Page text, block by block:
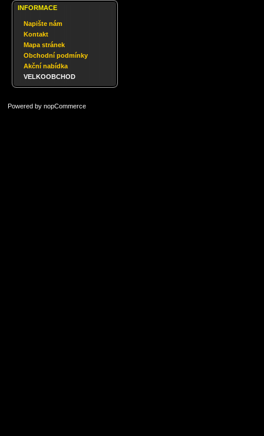
INFORMACE
Napište nám
Kontakt
Mapa stránek
Obchodní podmínky
Akční nabídka
VELKOOBCHOD
Powered by nopCommerce